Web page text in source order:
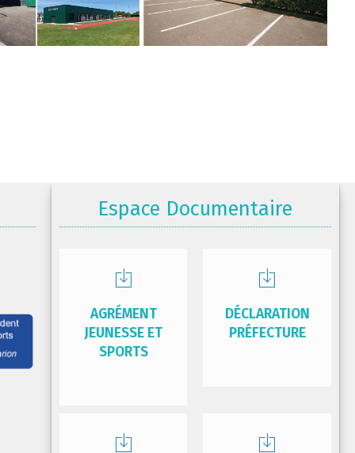
Espace Documentaire
AGRÉMENT
JEUNESSE ET
SPORTS
DÉCLARATION
PRÉFECTURE